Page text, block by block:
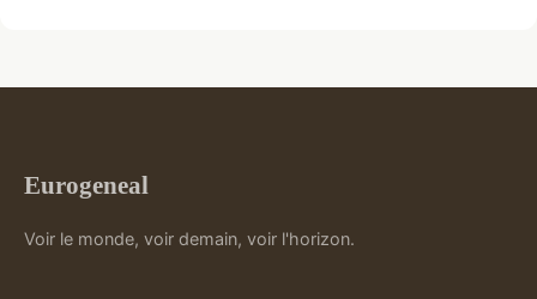
Eurogeneal
Voir le monde, voir demain, voir l'horizon.